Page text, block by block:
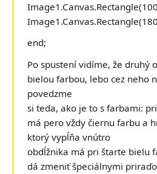
end;
Po spustení vidíme, že druhý
bielou farbou, lebo cez neho
povedzme
si teda, ako je to s farbami:
má pero vždy čiernu farbu a
ktorý vypĺňa vnútro
obdĺžnika má pri štarte bielu
dá zmeniť špeciálnymi